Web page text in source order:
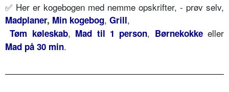
✅ Her er kogebogen med nemme opskrifter, - prøv selv,
Madplaner, Min kogebog, Grill,
Tøm køleskab, Mad til 1 person, Børnekokkeeller
Mad på 30 min.